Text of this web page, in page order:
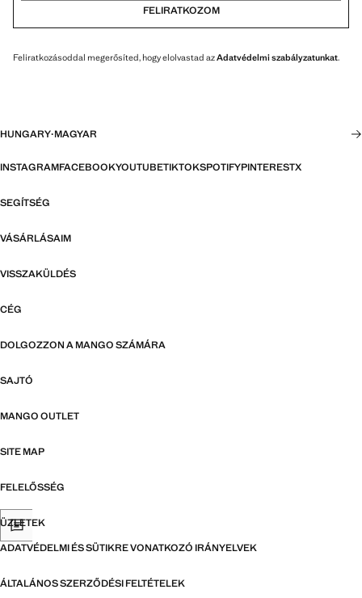
FELIRATKOZOM
Feliratkozásoddal megerősíted, hogy elolvastad azAdatvédelmi szabályzatunkat.
HUNGARY·MAGYAR
INSTAGRAMFACEBOOKYOUTUBETIKTOKSPOTIFYPINTERESTX
SEGÍTSÉG
VÁSÁRLÁSAIM
VISSZAKÜLDÉS
CÉG
DOLGOZZON A MANGO SZÁMÁRA
SAJTÓ
MANGO OUTLET
SITE MAP
FELELŐSSÉG
ÜZLETEK
ADATVÉDELMI ÉS SÜTIKRE VONATKOZÓ IRÁNYELVEK
ÁLTALÁNOS SZERZŐDÉSI FELTÉTELEK